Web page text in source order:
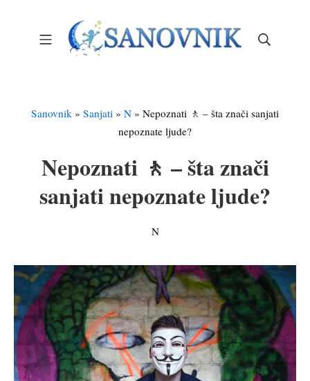
Mobile Menu
Sanovnik » Sanjati » N » Nepoznati 🚶 – šta znači sanjati
nepoznate ljude?
Nepoznati 🚶 – šta znači
sanjati nepoznate ljude?
N